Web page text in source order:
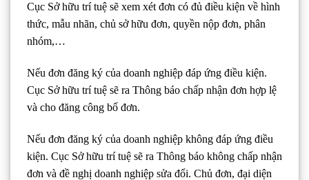
Cục Sở hữu trí tuệ sẽ xem xét đơn có đủ điều kiện về hình
thức, mẫu nhãn, chủ sở hữu đơn, quyền nộp đơn, phân
nhóm,…
Nếu đơn đăng ký của doanh nghiệp đáp ứng điều kiện.
Cục Sở hữu trí tuệ sẽ ra Thông báo chấp nhận đơn hợp lệ
và cho đăng công bố đơn.
Nếu đơn đăng ký của doanh nghiệp không đáp ứng điều
kiện. Cục Sở hữu trí tuệ sẽ ra Thông báo không chấp nhận
đơn và đề nghị doanh nghiệp sửa đổi. Chủ đơn, đại diện